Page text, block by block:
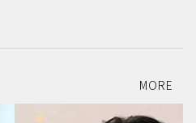
MORE